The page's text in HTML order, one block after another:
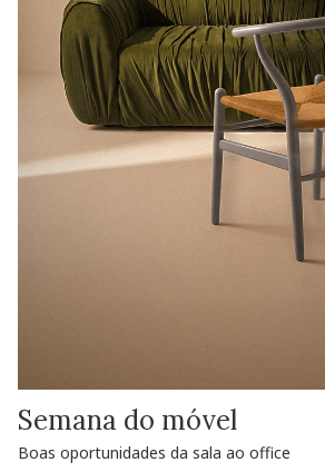
Semana do móvel
Boas oportunidades da sala ao office